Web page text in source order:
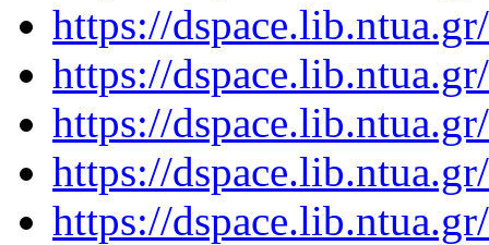
https://
https://
https://
https://
https://